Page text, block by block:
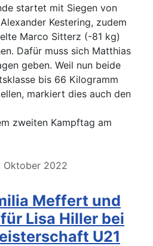
startet mit Siegen von
Kestering, zudem
Marco Sitterz (-81 kg)
Dafür muss sich Matthias
geben. Weil nun beide
bis 66 Kilogramm
markiert dies auch den
zweiten Kampftag am
Oktober 2022
Meffert und
Lisa Hiller bei
U21